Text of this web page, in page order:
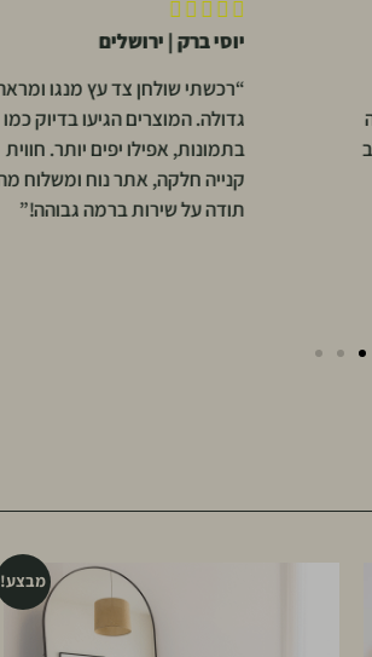


יוסי ברק | ירושלים
“רכשתי שולחן צד עץ מנגו ומראה
גדולה. המוצרים הגיעו בדיוק כמו
בתמונות, אפילו יפים יותר. חווית
קנייה חלקה, אתר נוח ומשלוח מהיר.
תודה על שירות ברמה גבוהה!”
מבצע!